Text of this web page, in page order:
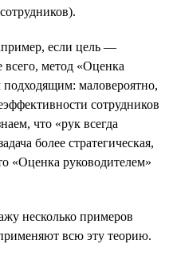
если цель —
всего, метод «Оценка
маловероятно,
сотрудников
что «рук всегда
более стратегическая,
«Оценка руководителем»
несколько примеров
всю эту теорию.